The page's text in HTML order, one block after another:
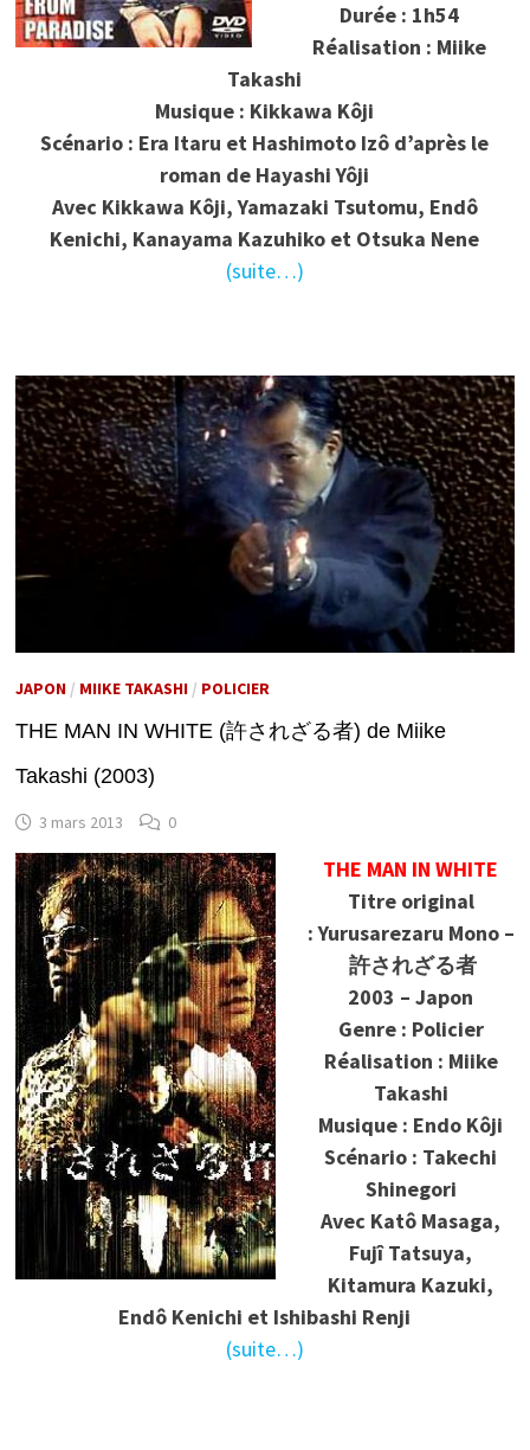
Durée : 1h54
Réalisation : Miike
Takashi
Musique : Kikkawa Kôji
Scénario : Era Itaru et Hashimoto Izô d’après le
roman de Hayashi Yôji
Avec Kikkawa Kôji, Yamazaki Tsutomu, Endô
Kenichi, Kanayama Kazuhiko et Otsuka Nene
(suite…)
JAPON/ MIIKE TAKASHI/ POLICIER
THE MAN IN WHITE (許されざる者) de Miike
Takashi (2003)
3 mars 2013 0
THE MAN IN WHITE
Titre original
:Yurusarezaru Mono –
許されざる者
2003 – Japon
Genre : Policier
Réalisation : Miike
Takashi
Musique : Endo Kôji
Scénario : Takechi
Shinegori
Avec Katô Masaga,
Fujî Tatsuya,
Kitamura Kazuki,
Endô Kenichi et Ishibashi Renji
(suite…)